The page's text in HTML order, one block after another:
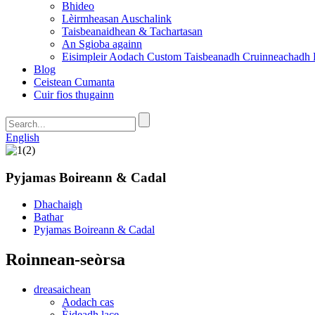
Bhideo
Lèirmheasan Auschalink
Taisbeanaidhean & Tachartasan
An Sgioba againn
Eisimpleir Aodach Custom Taisbeanadh Cruinneachadh
Blog
Ceistean Cumanta
Cuir fios thugainn
English
Pyjamas Boireann & Cadal
Dhachaigh
Bathar
Pyjamas Boireann & Cadal
Roinnean-seòrsa
dreasaichean
Aodach cas